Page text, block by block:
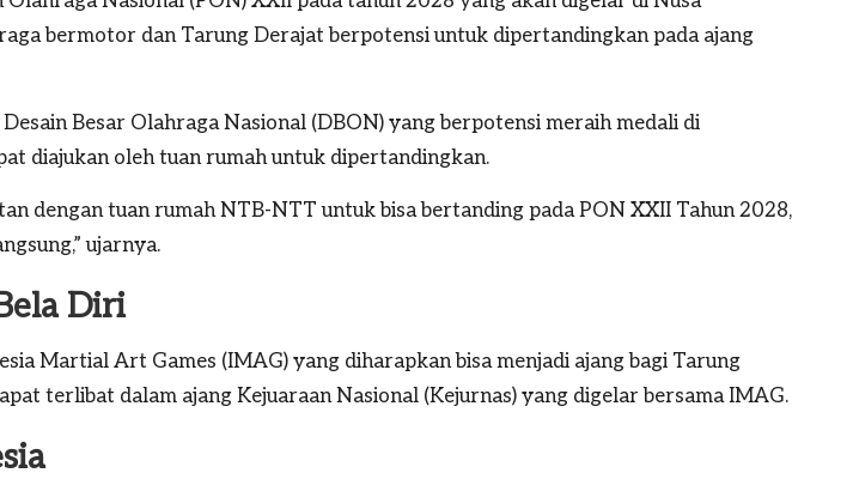
bermotor dan Tarung Derajat berpotensi untuk dipertandingkan pada ajang
Besar Olahraga Nasional (DBON) yang berpotensi meraih medali di
diajukan oleh tuan rumah untuk dipertandingkan.
dengan tuan rumah NTB-NTT untuk bisa bertanding pada PON XXII Tahun 2028,
ujarnya.
Diri
Martial Art Games (IMAG) yang diharapkan bisa menjadi ajang bagi Tarung
terlibat dalam ajang Kejuaraan Nasional (Kejurnas) yang digelar bersama IMAG.